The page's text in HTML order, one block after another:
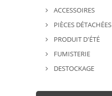
ACCESSOIRES
PIÈCES DÉTACHÉES
PRODUIT D'ÉTÉ
FUMISTERIE
DESTOCKAGE